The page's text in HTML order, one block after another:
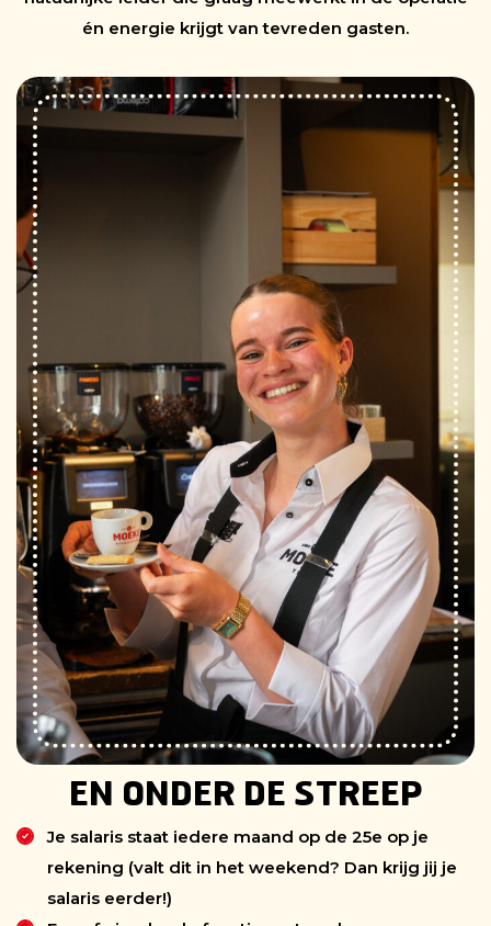
én energie krijgt van tevreden gasten.
EN ONDER DE STREEP
Je salaris staat iedere maand op de 25e op je
rekening (valt dit in het weekend? Dan krijg jij je
salaris eerder!)